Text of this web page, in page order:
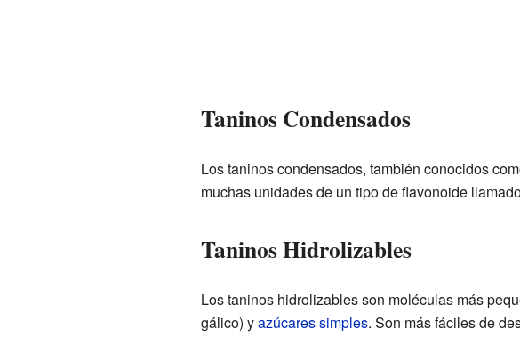
Taninos Condensados
Los taninos condensados, también conocidos
muchas unidades de un tipo de flavonoide
Taninos Hidrolizables
Los taninos hidrolizables son moléculas más
gálico) yazúcares simples. Son más fáciles de